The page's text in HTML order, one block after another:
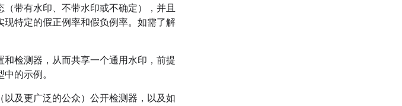
带有水印、不带水印或不确定），并且
特定的假正例率和假负例率。如需了解
检测器，从而共享一个通用水印，前提
的示例。
及更广泛的公众）公开检测器，以及如